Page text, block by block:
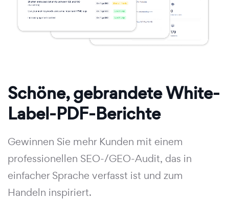
Schöne, gebrandete White-
Label-PDF-Berichte
Gewinnen Sie mehr Kunden mit einem
professionellen SEO-/GEO-Audit, das in
einfacher Sprache verfasst ist und zum
Handeln inspiriert.